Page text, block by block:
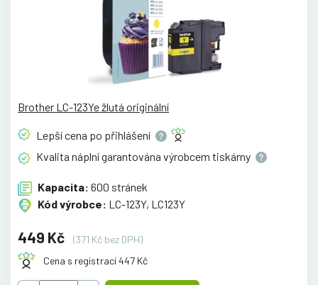
Brother LC-123Ye žlutá originální
Lepší cena po přihlášení
Kvalita náplní garantována výrobcem tiskárny
Kapacita: 600 stránek
Kód výrobce: LC-123Y, LC123Y
449 Kč
(371 Kč bez DPH)
Cena s registrací 447 Kč